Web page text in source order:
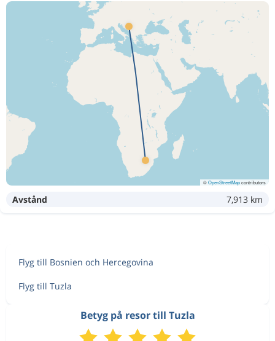
©OpenStreetMapcontributors
Avstånd 7,913 km
Flyg till Bosnien och Hercegovina
Flyg till Tuzla
Betyg på resor till Tuzla